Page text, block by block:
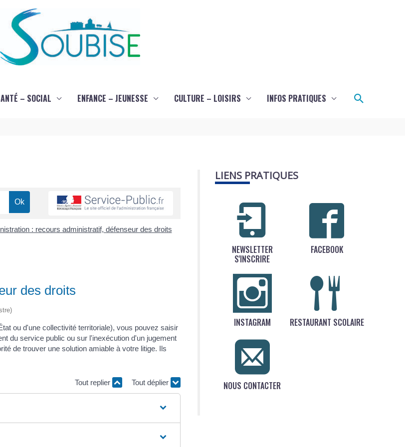
– SOCIAL ENFANCE – JEUNESSE CULTURE – LOISIRS INFOS PRATIQUES
: recours administratif, défenseur des droits
des droits
ou d'une collectivité territoriale), vous pouvez saisir
du service public ou sur l'inexécution d'un jugement
de trouver une solution amiable à votre litige. Ils
Tout replier Tout déplier
LIENS PRATIQUES
NEWSLETTER
S'INSCRIRE
FACEBOOK
INSTAGRAM RESTAURANT SCOLAIRE
NOUS CONTACTER